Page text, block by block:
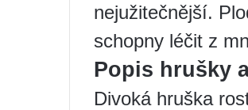
nejužitečnější.
schopny léčit z
Popis hrušky
Divoká hruška